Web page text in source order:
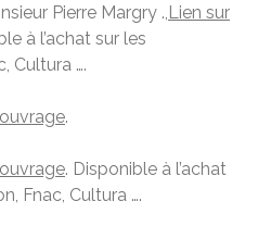
Pierre Margry ., Lien sur
à l’achat sur les
Cultura ….
.
. Disponible à l’achat
Fnac, Cultura ….